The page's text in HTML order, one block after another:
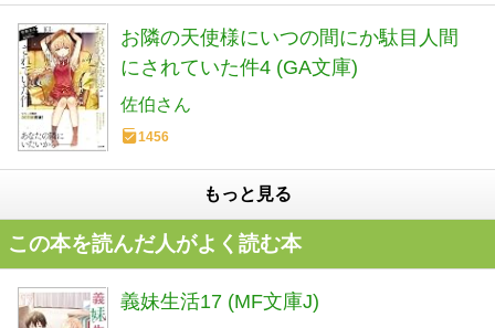
お隣の天使様にいつの間にか駄目人間
にされていた件4 (GA文庫)
佐伯さん
1456
もっと見る
この本を読んだ人がよく読む本
義妹生活17 (MF文庫J)